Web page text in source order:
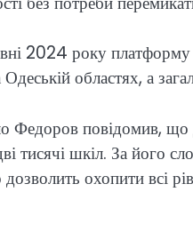
2024 року
областях, а
Федоров повідомив,
шкіл. За його
дозволить охопити всі